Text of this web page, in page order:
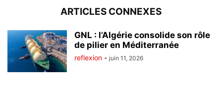
ARTICLES CONNEXES
GNL : l’Algérie consolide son rôle
de pilier en Méditerranée
reflexion - juin 11, 2026